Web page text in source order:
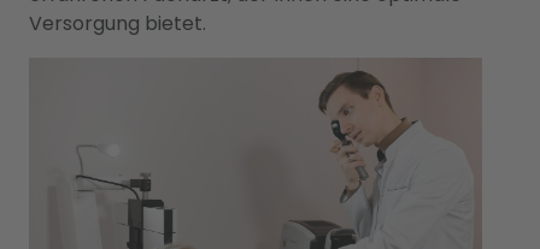
Versorgung bietet.